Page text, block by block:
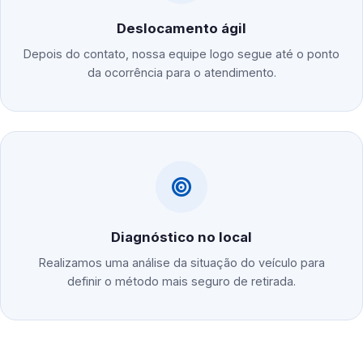
Deslocamento ágil
Depois do contato, nossa equipe logo segue até o ponto
da ocorrência para o atendimento.
Diagnóstico no local
Realizamos uma análise da situação do veículo para
definir o método mais seguro de retirada.